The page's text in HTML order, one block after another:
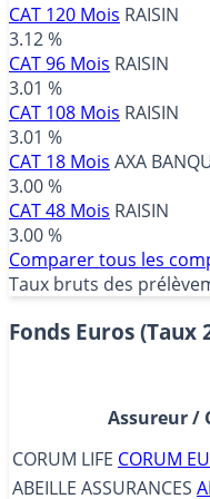
CAT 120 Mois RAISIN
3.12 %
CAT 96 Mois RAISIN
3.01 %
CAT 108 Mois RAISIN
3.01 %
CAT 18 Mois AXA
3.00 %
CAT 48 Mois RAISIN
3.00 %
Comparer tous les
Taux bruts des
Fonds Euros (Taux
Assureur /
CORUM LIFE CORUM
ABEILLE ASSURANCES